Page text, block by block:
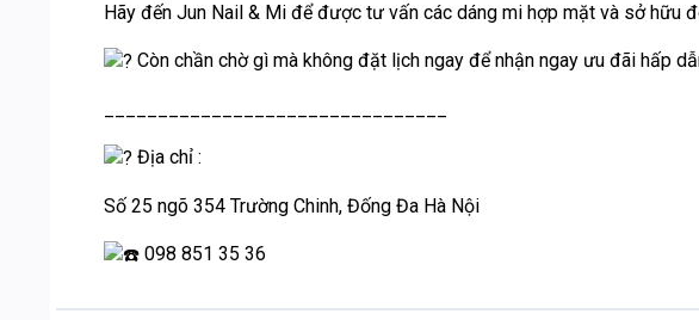
Hãy đến Jun Nail & Mi để được tư vấn các dáng mi hợp mặt và sở hữu
Còn chần chờ gì mà không đặt lịch ngay để nhận ngay ưu đãi hấp
Địa chỉ :
Số 25 ngõ 354 Trường Chinh, Đống Đa Hà Nội
098 851 35 36